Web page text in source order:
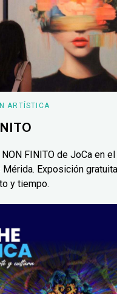
ARTÍSTICA
FINITO de JoCa en
Mérida. Exposición
y tiempo.